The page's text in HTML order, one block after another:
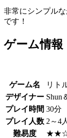
非常にシンプル
です！
ゲーム情報
ゲーム名
リト
デザイナー Shun
プレイ時間 30分
プレイ人数 2～4人
難易度